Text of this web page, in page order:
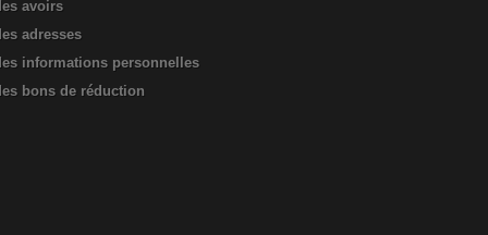
avoirs
adresses
informations personnelles
bons de réduction